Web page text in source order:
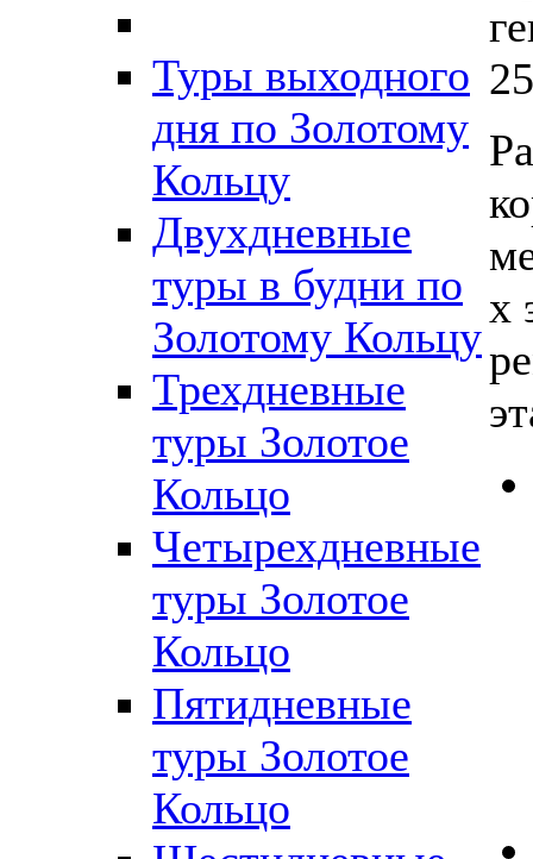
Туры выходного
дня по Золотому
Кольцу
Двухдневные
туры в будни по
Золотому Кольцу
Трехдневные
туры Золотое
Кольцо
Четырехдневные
туры Золотое
Кольцо
Пятидневные
туры Золотое
Кольцо
х